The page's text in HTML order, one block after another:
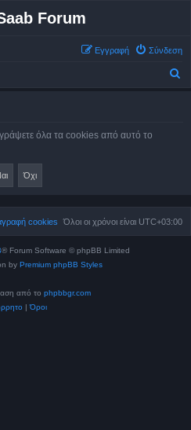
Forum
Σύνδεση
Εγγραφή
σ
η
όλα τα cookies από αυτό το
Όλοι οι χρόνοι είναι UTC+03:00
cookies
® Forum Software © phpBB Limited
by Premium phpBB Styles
από το phpbbgr.com
|Όροι